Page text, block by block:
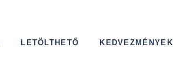
LETÖLTHETŐ KEDVEZMÉNYEK